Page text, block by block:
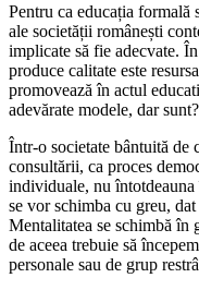
Pentru ca educația formală
ale societății românești
implicate să fie adecvate.
produce calitate este
promovează în actul
adevărate modele, dar sunt?
Într-o societate bântuită de
consultării, ca proces
individuale, nu
se vor schimba cu greu,
Mentalitatea se schimbă în
de aceea trebuie să
personale sau de grup